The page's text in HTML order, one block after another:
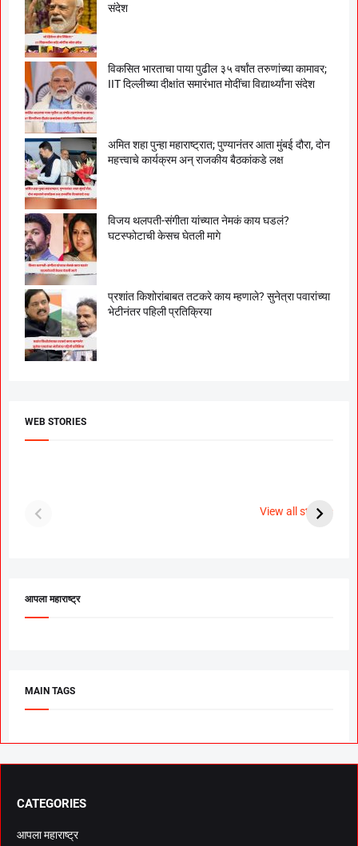
संदेश
विकसित भारताचा पाया पुढील ३५ वर्षांत तरुणांच्या कामावर;
IIT दिल्लीच्या दीक्षांत समारंभात मोदींचा विद्यार्थ्यांना संदेश
अमित शहा पुन्हा महाराष्ट्रात; पुण्यानंतर आता मुंबई दौरा, दोन
महत्त्वाचे कार्यक्रम अन् राजकीय बैठकांकडे लक्ष
विजय थलपती-संगीता यांच्यात नेमकं काय घडलं?
घटस्फोटाची केसच घेतली मागे
प्रशांत किशोरांबाबत तटकरे काय म्हणाले? सुनेत्रा पवारांच्या
भेटीनंतर पहिली प्रतिक्रिया
WEB STORIES
View all stories
पूजा सावंत ने गुपचूप
आपला महाराष्ट्र
MAIN TAGS
CATEGORIES
आपला महाराष्ट्र